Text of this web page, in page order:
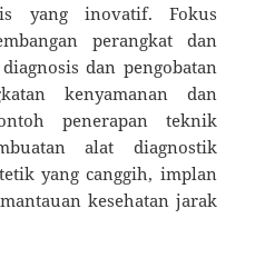
yang inovatif. Fokus
perangkat dan
dan pengobatan
kenyamanan dan
penerapan teknik
alat diagnostik
yang canggih, implan
kesehatan jarak